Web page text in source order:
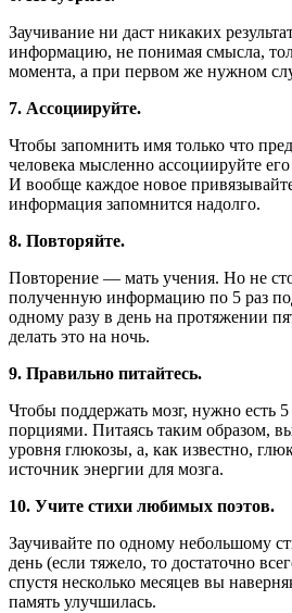
Заучивание ни даст никаких
информацию, не понимая смысла,
момента, а при первом же нужном
7. Ассоциируйте.
Чтобы запомнить имя только что
человека мысленно ассоциируйте
И вообще каждое новое
информация запомнится надолго.
8. Повторяйте.
Повторение — мать учения. Но не
полученную информацию по 5 раз
одному разу в день на протяжении
делать это на ночь.
9. Правильно питайтесь.
Чтобы поддержать мозг, нужно есть
порциями. Питаясь таким образом,
уровня глюкозы, а, как известно,
источник энергии для мозга.
10. Учите стихи любимых поэтов.
Заучивайте по одному небольшому
день (если тяжело, то достаточно
спустя несколько месяцев вы
память улучшилась.